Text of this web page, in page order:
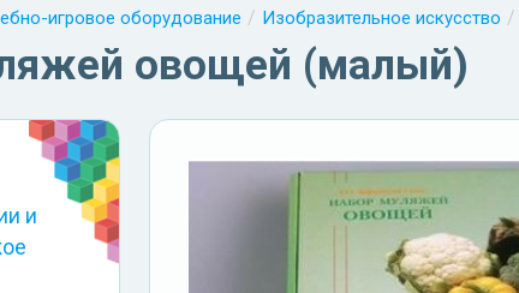
игровое оборудование Изобразительное искусство
овощей (малый)
и